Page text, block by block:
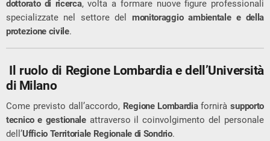
dottorato di ricerca, volta a formare nuove figure professionali
specializzate nel settore del monitoraggio ambientale e della
protezione civile.
Il ruolo di Regione Lombardia e dell’Università
di Milano
Come previsto dall’accordo, Regione Lombardiaforniràsupporto
tecnico e gestionaleattraverso il coinvolgimento del personale
dell’Ufficio Territoriale Regionale di Sondrio.